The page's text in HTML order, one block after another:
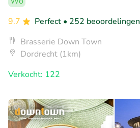
9.7
Perfect • 252 beoordelingen
Brasserie Down Town
Dordrecht (1km)
Verkocht: 122